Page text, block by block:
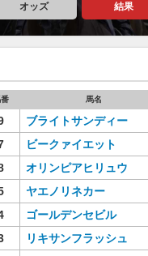
オッズ 結果
馬名
ブライトサンディー
ビークァイエット
オリンピアヒリュウ
ヤエノリネカー
ゴールデンセビル
リキサンフラッシュ